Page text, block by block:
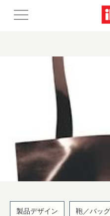
製品デザイン 鞄／バッグ